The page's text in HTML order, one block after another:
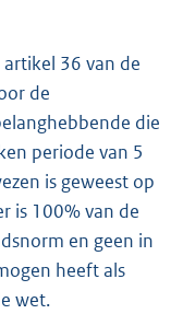
36 van de
de
die
periode van 5
is geweest op
is 100% van de
en geen in
heeft als
wet.